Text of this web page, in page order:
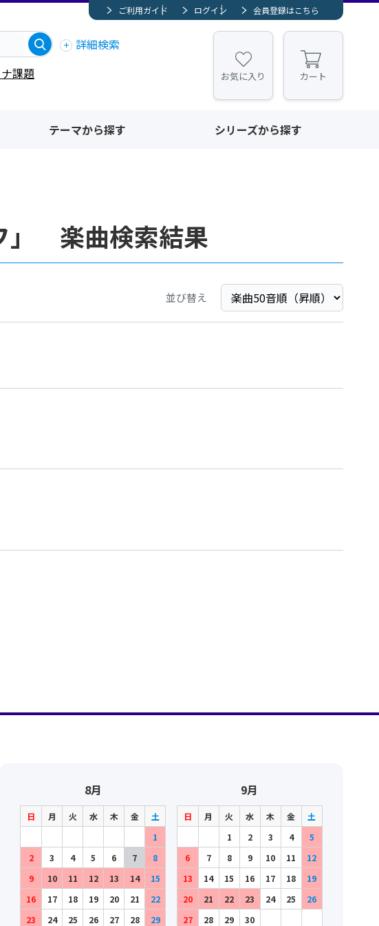
ご利用ガイド ログイン 会員登録はこちら
詳細検索
課題
お気に入り カート
テーマから探す シリーズから探す
」 楽曲検索結果
並び替え
8月
日 月 火 水 木 金
土
1
2
3 4 5 6 7
8
9
10 11 12 13 14
15
16
17 18 19 20 21
22
23
24 25 26 27 28 29
9月
日 月 火 水 木 金
土
1
2 3 4
5
6
7 8 9 10 11
12
13
14 15 16 17 18
19
20
21 22 23 24 25
26
27
28 29 30